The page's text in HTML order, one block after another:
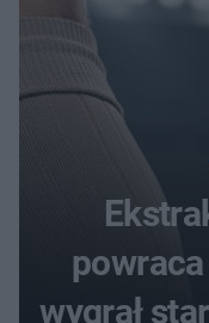
wygrał